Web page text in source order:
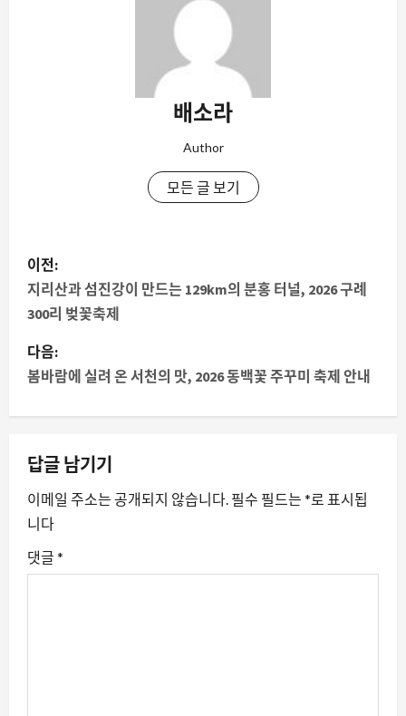
배소라
Author
모든 글 보기
게
시
내
비
게
이
션
이전:
지리산과 섬진강이 만드는 129km의 분홍 터널, 2026 구례
300리 벚꽃축제
다음:
봄바람에 실려 온 서천의 맛, 2026 동백꽃 주꾸미 축제 안내
답글 남기기
이메일 주소는 공개되지 않습니다. 필수 필드는 *로 표시됩
니다
댓글 *